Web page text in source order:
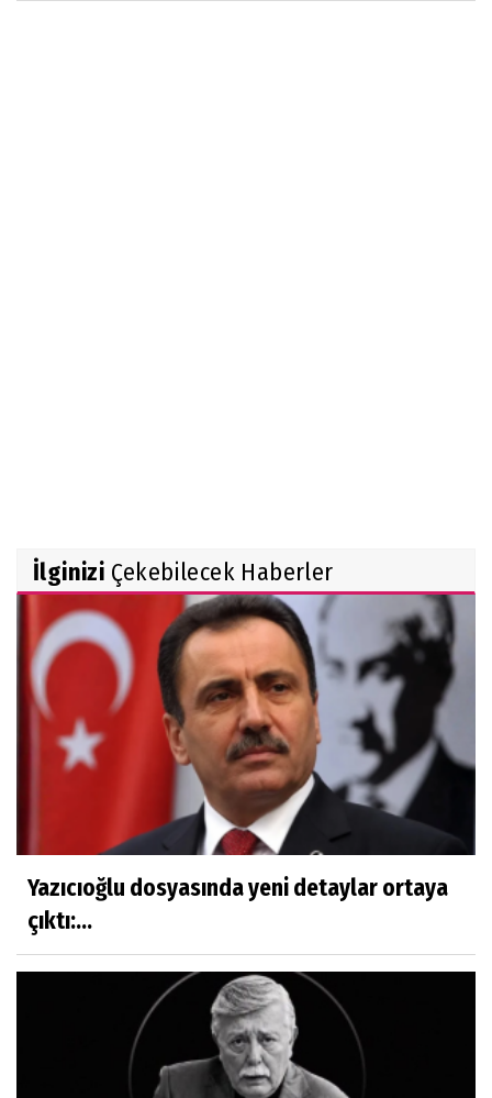
İlginizi Çekebilecek Haberler
Yazıcıoğlu dosyasında yeni detaylar ortaya
çıktı:...